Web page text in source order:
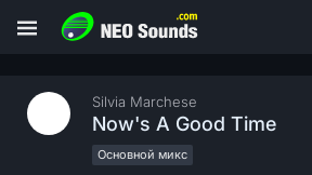
Silvia Marchese
Now's A Good Time
Основной микс